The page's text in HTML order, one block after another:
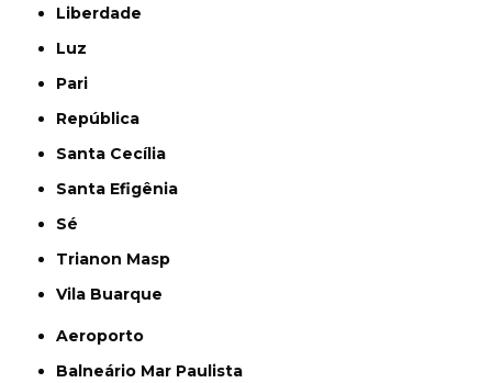
Liberdade
Luz
Pari
República
Santa Cecília
Santa Efigênia
Sé
Trianon Masp
Vila Buarque
Aeroporto
Balneário Mar Paulista